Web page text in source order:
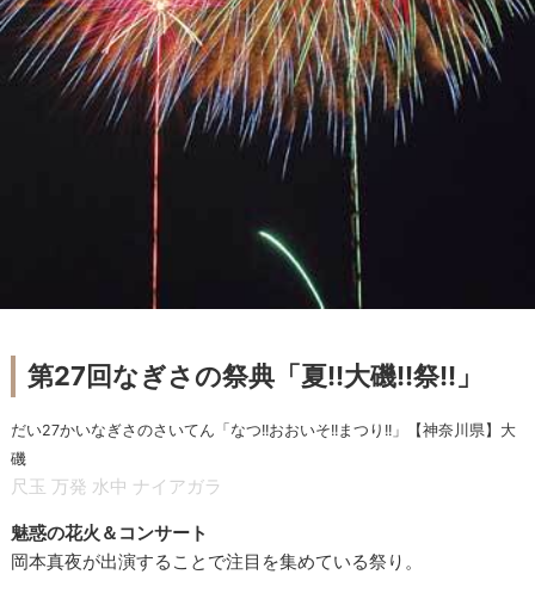
第27回なぎさの祭典「夏!!大磯!!祭!!」
だい27かいなぎさのさいてん「なつ!!おおいそ!!まつり!!」【神奈川県】大
磯
尺玉 万発 水中 ナイアガラ
魅惑の花火＆コンサート
岡本真夜が出演することで注目を集めている祭り。